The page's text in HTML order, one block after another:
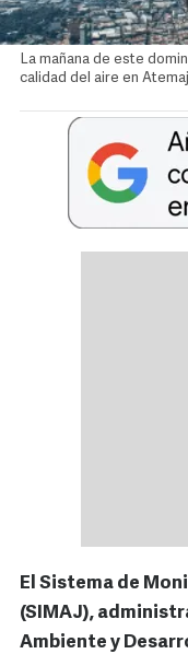
La mañana de este
calidad del aire en
El Sistema de
(SIMAJ),
Ambiente y